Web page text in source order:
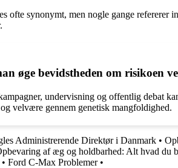
ofte synonymt, men nogle gange refererer
øge bevidstheden om risikoen
undervisning og offentlig debat
velvære gennem genetisk mangfoldighed.
Administrerende Direktør i Danmark •
af æg og holdbarhed: Alt hvad du
• Ford C-Max Problemer•